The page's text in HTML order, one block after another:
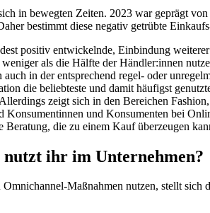
in bewegten Zeiten. 2023 war geprägt
bestimmt diese negativ getrübte
positiv entwickelnde, Einbindung
als die Hälfte der Händler:innen
in der entsprechend regel- oder
die beliebteste und damit häufigst
zeigt sich in den Bereichen
Konsumentinnen und Konsumenten bei
die zu einem Kauf überzeugen
ihr im Unternehmen?
Maßnahmen nutzen, stellt